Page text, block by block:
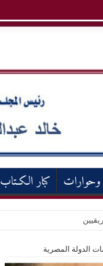
وحوارات كبار الكـتاب
الدولة المصرية